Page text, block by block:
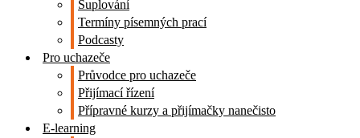
Suplování
Termíny písemných prací
Podcasty
Pro uchazeče
Průvodce pro uchazeče
Přijímací řízení
Přípravné kurzy a přijímačky nanečisto
E-learning